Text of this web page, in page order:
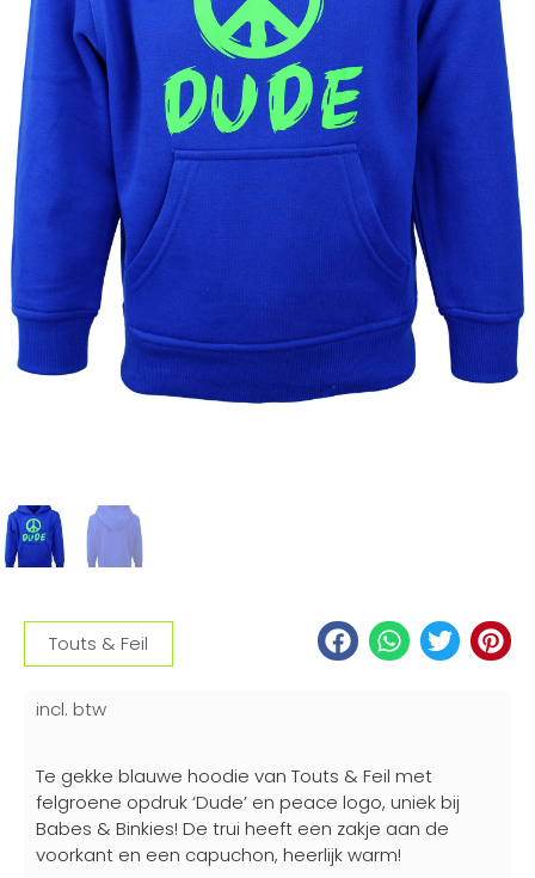
Touts & Feil
incl. btw
Te gekke blauwe hoodie van Touts & Feil met
felgroene opdruk ‘Dude’ en peace logo, uniek bij
Babes & Binkies! De trui heeft een zakje aan de
voorkant en een capuchon, heerlijk warm!